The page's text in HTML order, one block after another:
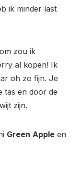
ik minder last
zou ik
al kopen! Ik
oh zo fijn. Je
tas en door de
zijn.
Green Apple en